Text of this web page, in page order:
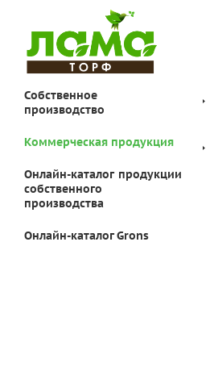
Собственное
производство
Коммерческая продукция
Онлайн-каталог продукции
собственного
производства
Онлайн-каталог Grons